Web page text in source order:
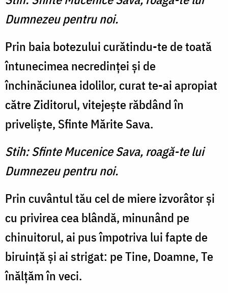
Dumnezeu pentru noi.
Prin baia botezului curătindu-te de toată
întunecimea necredinţei şi de
închinăciunea idolilor, curat te-ai apropiat
către Ziditorul, vitejeşte răbdând în
privelişte, Sfinte Mărite Sava.
Stih: Sfinte Mucenice Sava, roagă-te lui
Dumnezeu pentru noi.
Prin cuvântul tău cel de miere izvorâtor şi
cu privirea cea blândă, minunând pe
chinuitorul, ai pus împotriva lui fapte de
biruinţă şi ai strigat: pe Tine, Doamne, Te
înălţăm în veci.